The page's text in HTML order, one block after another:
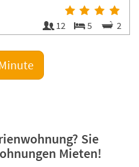
12 5 2
Sie
Mieten!